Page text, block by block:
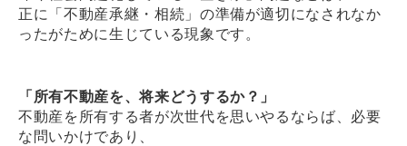
正に「不動産承継・相続」の準備が適切になされなか
ったがために生じている現象です。
「所有不動産を、将来どうするか？」
不動産を所有する者が次世代を思いやるならば、必要
な問いかけであり、